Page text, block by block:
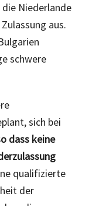
die Niederlande
aus.
schwere
sich bei
dass keine
qualifizierte
der